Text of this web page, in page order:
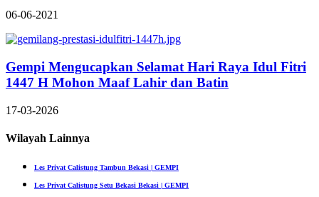
06-06-2021
Gempi Mengucapkan Selamat Hari Raya Idul Fitri
1447 H Mohon Maaf Lahir dan Batin
17-03-2026
Wilayah Lainnya
Les Privat Calistung Tambun Bekasi | GEMPI
Les Privat Calistung Setu Bekasi Bekasi | GEMPI